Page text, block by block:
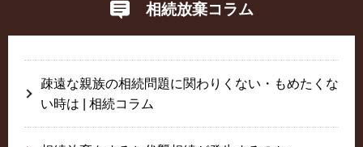
相続放棄コラム
疎遠な親族の相続問題に関わりくない・もめたくな
い時は | 相続コラム